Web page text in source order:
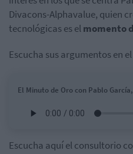
Divacons-Alphavalue, quien
tecnológicas es elmomento
Escucha sus argumentos en
El Minuto de Oro con Pablo
Escucha aquí el consultorio